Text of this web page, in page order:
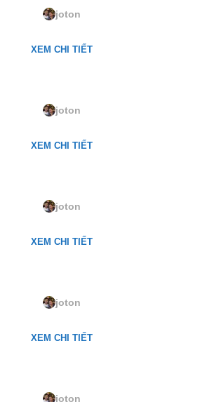
joton
XEM CHI TIẾT
joton
XEM CHI TIẾT
joton
XEM CHI TIẾT
joton
XEM CHI TIẾT
joton